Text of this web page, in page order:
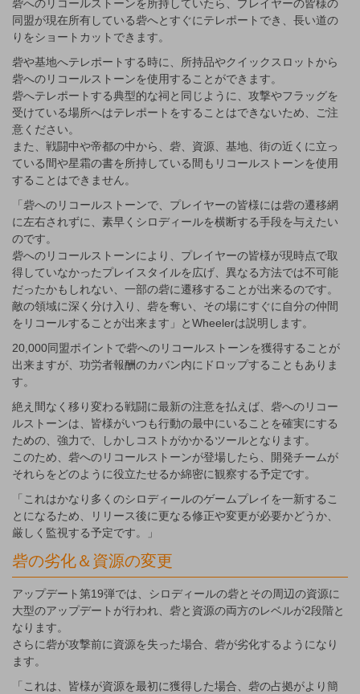
砦へのリコールストーンを所持していたら、プレイヤーの皆様の
同盟が現在所有している砦へとすぐにテレポートでき、長い道の
りをショートカットできます。
砦や基地へテレポートする時に、所持品やクイックスロットから
砦へのリコールストーンを使用することができます。
砦へテレポートする典型的な祠と同じように、攻撃やフラッグを
受けている場所へはテレポートをすることはできないため、ご注
意ください。
また、戦闘中や帝都の中から、砦、資源、基地、街の近くに立っ
ている間や星霜の書を所持している間もリコールストーンを使用
することはできません。
「砦へのリコールストーンで、プレイヤーの皆様には砦の遷移網
に左右されずに、素早くシロディールを横断する手段を与えたい
のです。
砦へのリコールストーンにより、プレイヤーの皆様が現時点で取
得していなかったプレイスタイルを広げ、異なる方法では不可能
だったかもしれない、一部の砦に遷移することが出来るのです。
敵の領域に深く分け入り、砦を奪い、その場にすぐに自分の仲間
をリコールすることが出来ます」とWheelerは説明します。
20,000同盟ポイントで砦へのリコールストーンを獲得することが
出来ますが、功労者報酬のカバン内にドロップすることもありま
す。
絶え間なく移り変わる戦闘に最新の注意を払えば、砦へのリコー
ルストーンは、皆様がいつも行動の最中にいることを確実にする
ための、強力で、しかしコストがかかるツールとなります。
このため、砦へのリコールストーンが登場したら、開発チームが
それらをどのように役立たせるか綿密に観察する予定です。
「これはかなり多くのシロディールのゲームプレイを一新するこ
とになるため、リリース後に更なる修正や変更が必要かどうか、
厳しく監視する予定です。」
砦の劣化＆資源の変更
アップデート第19弾では、シロディールの砦とその周辺の資源に
大型のアップデートが行われ、砦と資源の両方のレベルが2段階と
なります。
さらに砦が攻撃前に資源を失った場合、砦が劣化するようになり
ます。
「これは、皆様が資源を最初に獲得した場合、砦の占拠がより簡